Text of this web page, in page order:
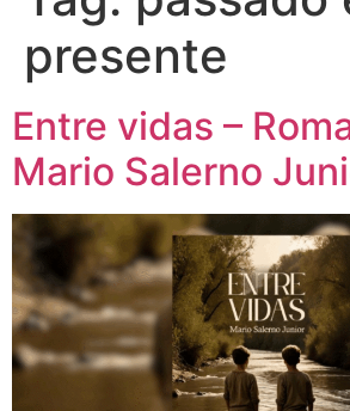
presente
Entre vidas –
Mario Salerno